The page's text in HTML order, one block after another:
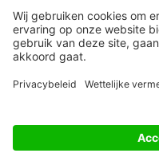
Privacy Statement
Algemene Voorwaarden